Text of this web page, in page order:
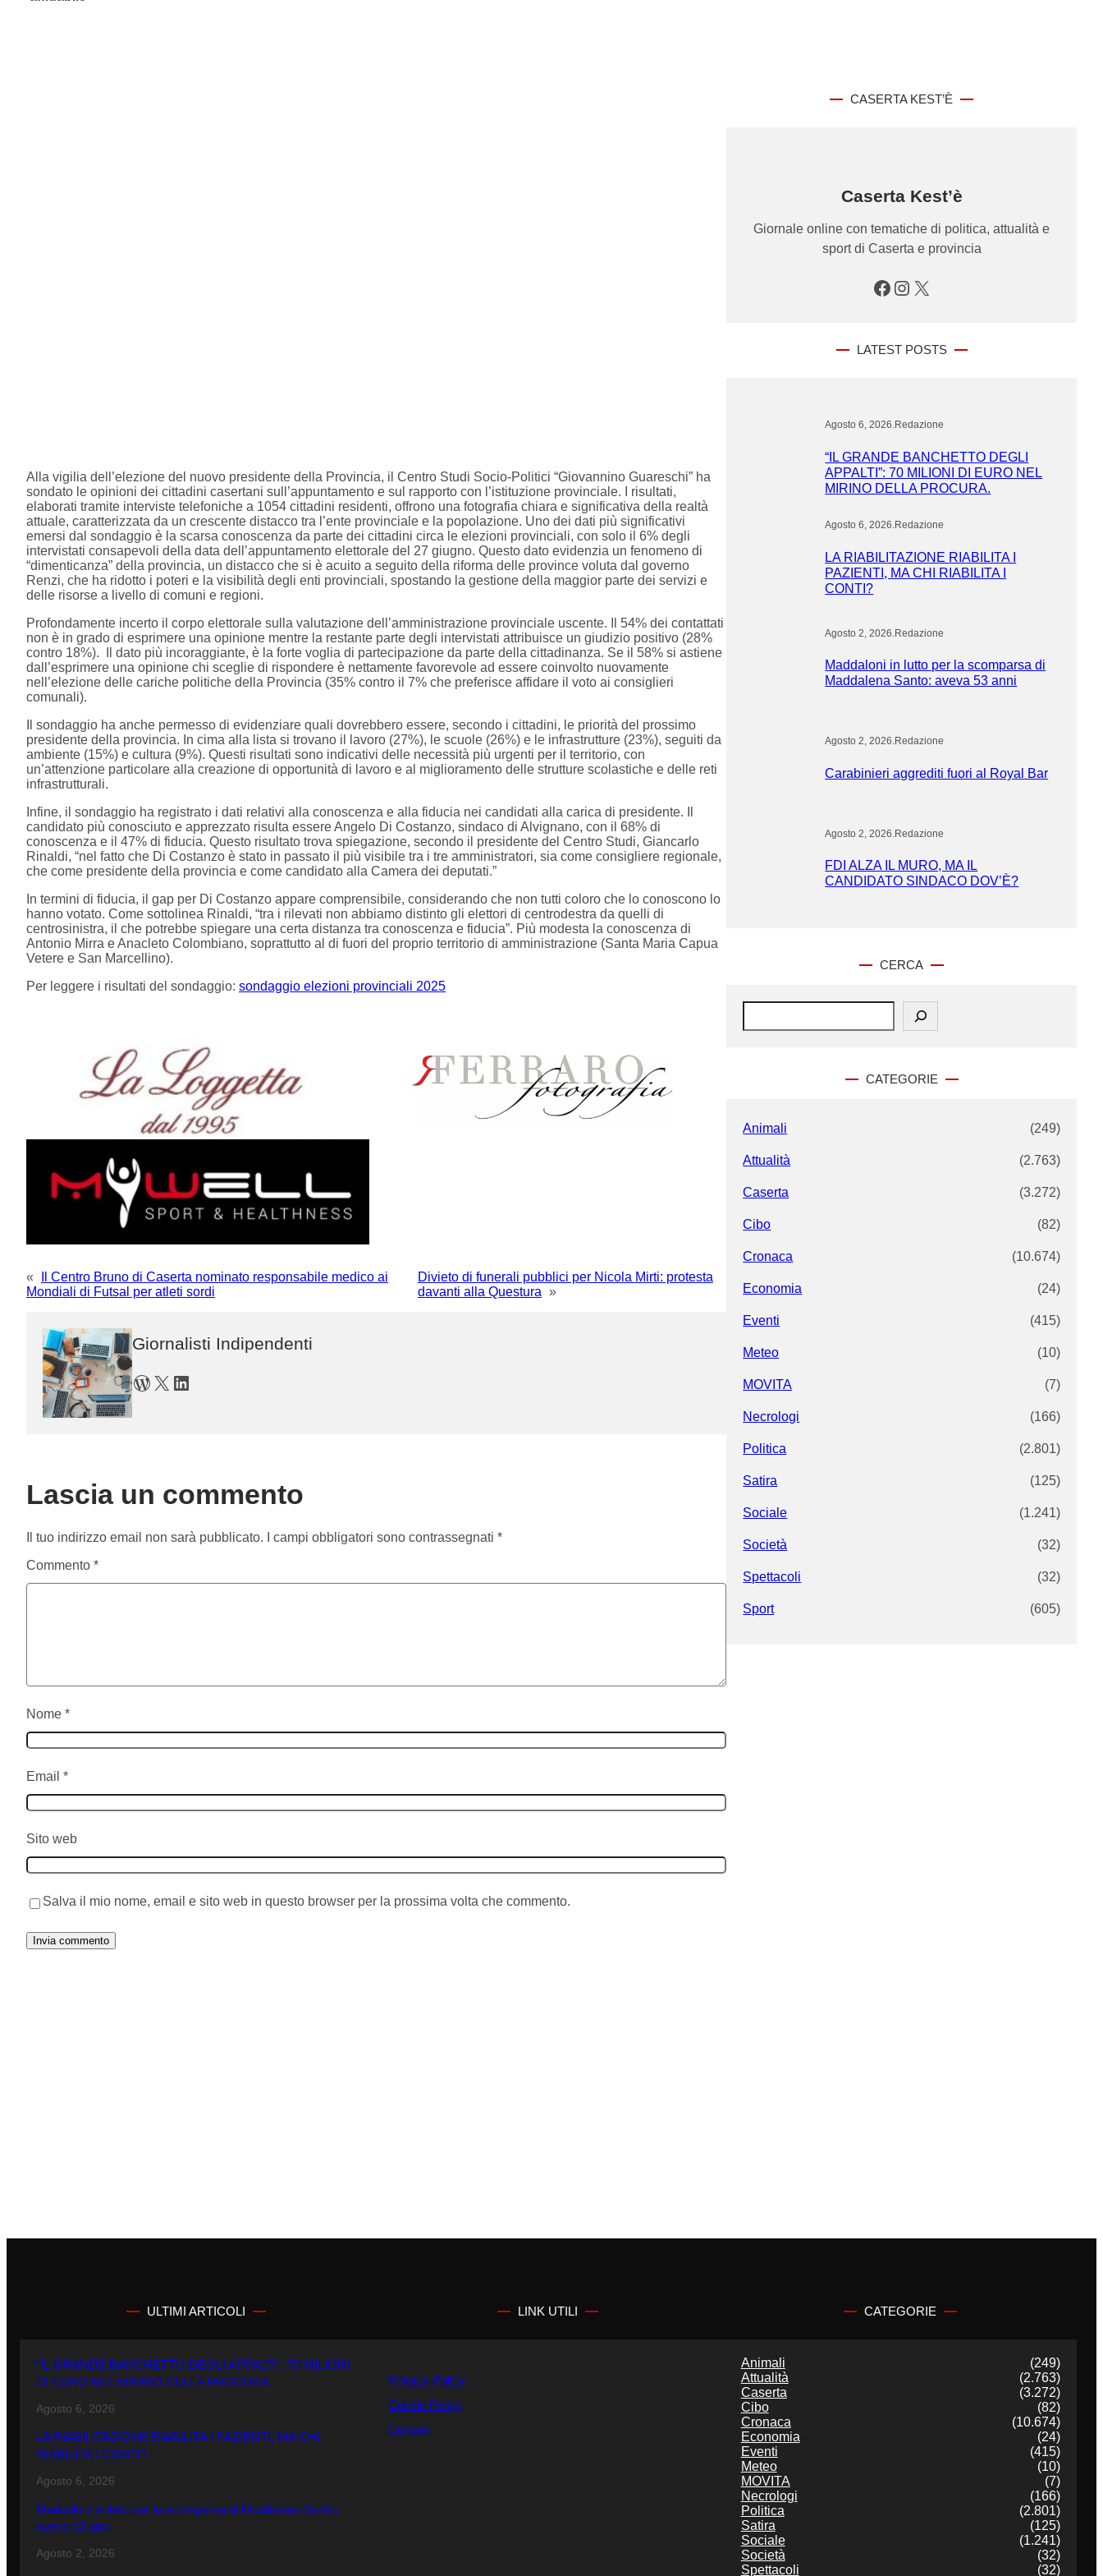
Alla vigilia dell’elezione del nuovo presidente della Provincia, il Centro Studi Socio-Politici “Giovannino Guareschi” ha
sondato le opinioni dei cittadini casertani sull’appuntamento e sul rapporto con l’istituzione provinciale. I risultati,
elaborati tramite interviste telefoniche a 1054 cittadini residenti, offrono una fotografia chiara e significativa della realtà
attuale, caratterizzata da un crescente distacco tra l’ente provinciale e la popolazione. Uno dei dati più significativi
emersi dal sondaggio è la scarsa conoscenza da parte dei cittadini circa le elezioni provinciali, con solo il 6% degli
intervistati consapevoli della data dell’appuntamento elettorale del 27 giugno. Questo dato evidenzia un fenomeno di
“dimenticanza” della provincia, un distacco che si è acuito a seguito della riforma delle province voluta dal governo
Renzi, che ha ridotto i poteri e la visibilità degli enti provinciali, spostando la gestione della maggior parte dei servizi e
delle risorse a livello di comuni e regioni.
Profondamente incerto il corpo elettorale sulla valutazione dell’amministrazione provinciale uscente. Il 54% dei contattati
non è in grado di esprimere una opinione mentre la restante parte degli intervistati attribuisce un giudizio positivo (28%
contro 18%).
Il dato più incoraggiante, è la forte voglia di partecipazione da parte della cittadinanza. Se il 58% si astiene
dall’esprimere una opinione chi sceglie di rispondere è nettamente favorevole ad essere coinvolto nuovamente
nell’elezione delle cariche politiche della Provincia (35% contro il 7% che preferisce affidare il voto ai consiglieri
comunali).
Il sondaggio ha anche permesso di evidenziare quali dovrebbero essere, secondo i cittadini, le priorità del prossimo
presidente della provincia. In cima alla lista si trovano il lavoro (27%), le scuole (26%) e le infrastrutture (23%), seguiti da
ambiente (15%) e cultura (9%). Questi risultati sono indicativi delle necessità più urgenti per il territorio, con
un’attenzione particolare alla creazione di opportunità di lavoro e al miglioramento delle strutture scolastiche e delle reti
infrastrutturali.
Infine, il sondaggio ha registrato i dati relativi alla conoscenza e alla fiducia nei candidati alla carica di presidente. Il
candidato più conosciuto e apprezzato risulta essere Angelo Di Costanzo, sindaco di Alvignano, con il 68% di
conoscenza e il 47% di fiducia. Questo risultato trova spiegazione, secondo il presidente del Centro Studi, Giancarlo
Rinaldi, “nel fatto che Di Costanzo è stato in passato il più visibile tra i tre amministratori, sia come consigliere regionale,
che come presidente della provincia e come candidato alla Camera dei deputati.”
In termini di fiducia, il gap per Di Costanzo appare comprensibile, considerando che non tutti coloro che lo conoscono lo
hanno votato. Come sottolinea Rinaldi, “tra i rilevati non abbiamo distinto gli elettori di centrodestra da quelli di
centrosinistra, il che potrebbe spiegare una certa distanza tra conoscenza e fiducia”. Più modesta la conoscenza di
Antonio Mirra e Anacleto Colombiano, soprattutto al di fuori del proprio territorio di amministrazione (Santa Maria Capua
Vetere e San Marcellino).
Per leggere i risultati del sondaggio: sondaggio elezioni provinciali 2025
«
Il Centro Bruno di Caserta nominato responsabile medico ai
Mondiali di Futsal per atleti sordi
Divieto di funerali pubblici per Nicola Mirti: protesta
davanti alla Questura »
Giornalisti Indipendenti
WordPress X LinkedIn
Lascia un commento
Il tuo indirizzo email non sarà pubblicato. I campi obbligatori sono contrassegnati *
Commento *
Nome *
Email *
Sito web
Salva il mio nome, email e sito web in questo browser per la prossima volta che commento.
CASERTA KEST’È
Caserta Kest’è
Giornale online con tematiche di politica, attualità e
sport di Caserta e provincia
Facebook Instagram X
LATEST POSTS
Agosto 6, 2026.Redazione
“IL GRANDE BANCHETTO DEGLI
APPALTI”: 70 MILIONI DI EURO NEL
MIRINO DELLA PROCURA.
Agosto 6, 2026.Redazione
LA RIABILITAZIONE RIABILITA I
PAZIENTI, MA CHI RIABILITA I
CONTI?
Agosto 2, 2026 Redazione
Maddaloni in lutto per la scomparsa di
Maddalena Santo: aveva 53 anni
Agosto 2, 2026.Redazione
Carabinieri aggrediti fuori al Royal Bar
Agosto 2, 2026 Redazione
FDI ALZA IL MURO, MA IL
CANDIDATO SINDACO DOV’È?
CERCA
S
CATEGORIE
Animali (249)
Attualità (2.763)
Caserta (3.272)
Cibo (82)
Cronaca (10.674)
Economia (24)
Eventi (415)
Meteo (10)
MOVITA (7)
Necrologi (166)
Politica (2.801)
Satira (125)
Sociale (1.241)
Società (32)
Spettacoli (32)
Sport (605)
ULTIMI ARTICOLI
“IL GRANDE BANCHETTO DEGLI APPALTI”: 70 MILIONI
DI EURO NEL MIRINO DELLA PROCURA.
Agosto 6, 2026
LA RIABILITAZIONE RIABILITA I PAZIENTI, MA CHI
RIABILITA I CONTI?
Agosto 6, 2026
Maddaloni in lutto per la scomparsa di Maddalena Santo:
aveva 53 anni
Agosto 2, 2026
LINK UTILI
Privacy Policy
Cookie Policy
Contatti
CATEGORIE
Animali
(249)
Attualità
(2.763)
Caserta
(3.272)
Cibo
(82)
Cronaca
(10.674)
Economia
(24)
Eventi
(415)
Meteo
(10)
MOVITA
(7)
Necrologi
(166)
Politica
(2.801)
Satira
(125)
Sociale
(1.241)
Società
(32)
Spettacoli
(32)